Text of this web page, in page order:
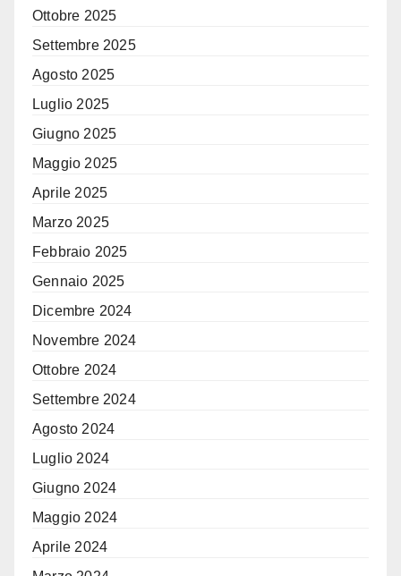
Ottobre 2025
Settembre 2025
Agosto 2025
Luglio 2025
Giugno 2025
Maggio 2025
Aprile 2025
Marzo 2025
Febbraio 2025
Gennaio 2025
Dicembre 2024
Novembre 2024
Ottobre 2024
Settembre 2024
Agosto 2024
Luglio 2024
Giugno 2024
Maggio 2024
Aprile 2024